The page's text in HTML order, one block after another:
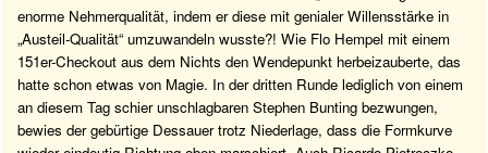
enorme Nehmerqualität, indem er diese mit genialer Willensstärke in
„Austeil-Qualität“ umzuwandeln wusste?! Wie Flo Hempel mit einem
151er-Checkout aus dem Nichts den Wendepunkt herbeizauberte, das
hatte schon etwas von Magie. In der dritten Runde lediglich von einem
an diesem Tag schier unschlagbaren Stephen Bunting bezwungen,
bewies der gebürtige Dessauer trotz Niederlage, dass die Formkurve